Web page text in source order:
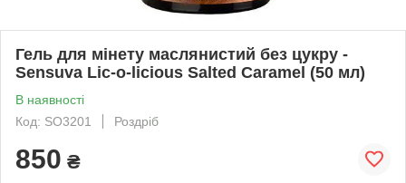
Гель для мінету маслянистий без цукру -
Sensuva Lic-o-licious Salted Caramel (50 мл)
В наявності
Код: SO3201
Роздріб
850 ₴